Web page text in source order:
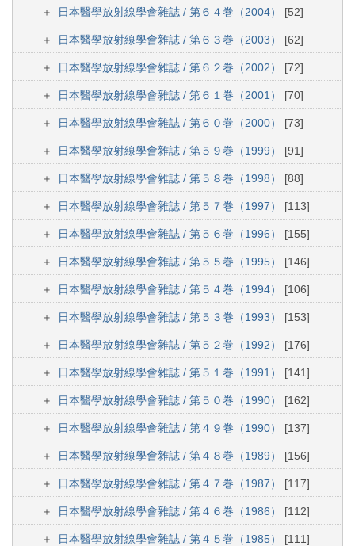
日本醫學放射線學會雜誌 / 第６４巻（2004） [52]
日本醫學放射線學會雜誌 / 第６３巻（2003） [62]
日本醫學放射線學會雜誌 / 第６２巻（2002） [72]
日本醫學放射線學會雜誌 / 第６１巻（2001） [70]
日本醫學放射線學會雜誌 / 第６０巻（2000） [73]
日本醫學放射線學會雜誌 / 第５９巻（1999） [91]
日本醫學放射線學會雜誌 / 第５８巻（1998） [88]
日本醫學放射線學會雜誌 / 第５７巻（1997） [113]
日本醫學放射線學會雜誌 / 第５６巻（1996） [155]
日本醫學放射線學會雜誌 / 第５５巻（1995） [146]
日本醫學放射線學會雜誌 / 第５４巻（1994） [106]
日本醫學放射線學會雜誌 / 第５３巻（1993） [153]
日本醫學放射線學會雜誌 / 第５２巻（1992） [176]
日本醫學放射線學會雜誌 / 第５１巻（1991） [141]
日本醫學放射線學會雜誌 / 第５０巻（1990） [162]
日本醫學放射線學會雜誌 / 第４９巻（1990） [137]
日本醫學放射線學會雜誌 / 第４８巻（1989） [156]
日本醫學放射線學會雜誌 / 第４７巻（1987） [117]
日本醫學放射線學會雜誌 / 第４６巻（1986） [112]
日本醫學放射線學會雜誌 / 第４５巻（1985） [111]